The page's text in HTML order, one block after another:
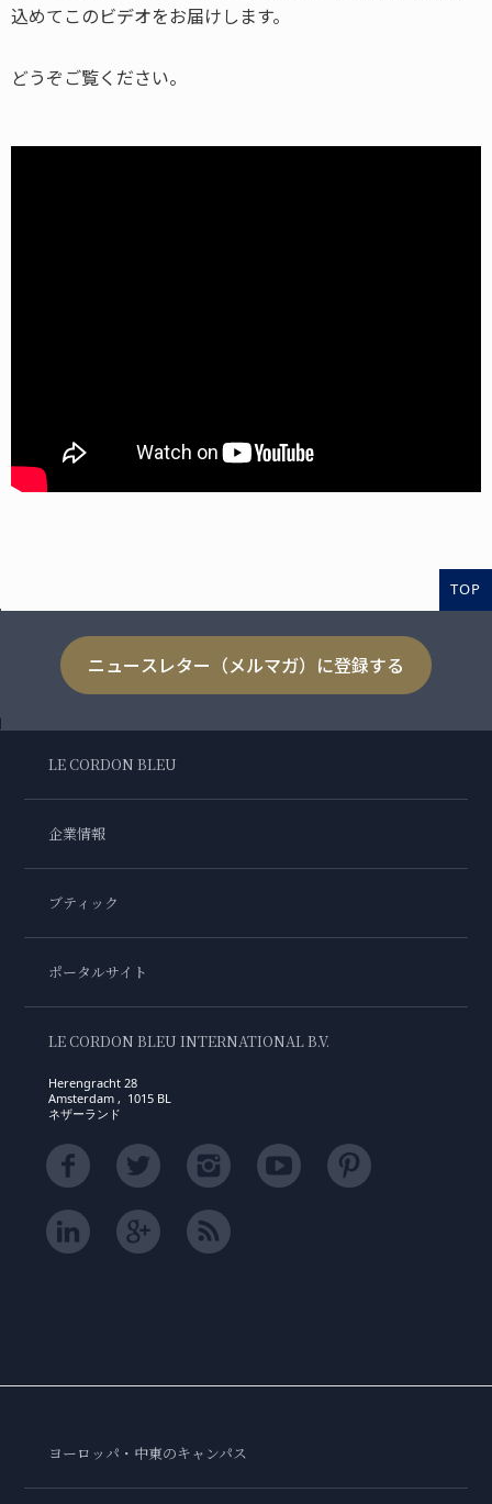
込めてこのビデオをお届けします。
どうぞご覧ください。
TOP
ニュースレター（メルマガ）に登録する
LE CORDON BLEU
企業情報
ブティック
ポータルサイト
LE CORDON BLEU INTERNATIONAL B.V.
Herengracht 28
Amsterdam , 1015 BL
ネザーランド
ヨーロッパ・中東のキャンパス